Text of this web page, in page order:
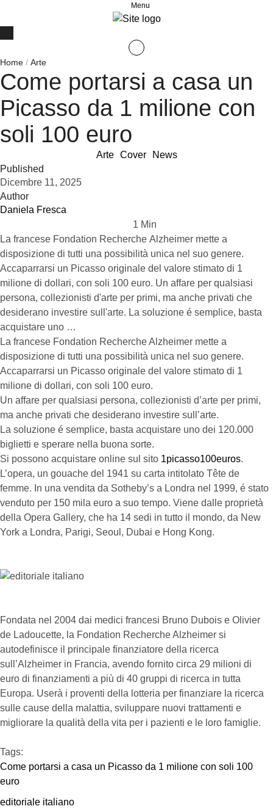
Menu
Home / Arte
Come portarsi a casa un
Picasso da 1 milione con
soli 100 euro
Arte Cover
News
Published
Dicembre 11, 2025
Author
Daniela Fresca
1 Min
La francese Fondation Recherche Alzheimer mette a
disposizione di tutti una possibilità unica nel suo genere.
Accaparrarsi un Picasso originale del valore stimato di 1
milione di dollari, con soli 100 euro. Un affare per qualsiasi
persona, collezionisti d'arte per primi, ma anche privati che
desiderano investire sull'arte. La soluzione é semplice, basta
acquistare uno …
La francese Fondation Recherche Alzheimer mette a
disposizione di tutti una possibilità unica nel suo genere.
Accaparrarsi un Picasso originale del valore stimato di 1
milione di dollari, con soli 100 euro.
Un affare per qualsiasi persona, collezionisti d’arte per primi,
ma anche privati che desiderano investire sull’arte.
La soluzione é semplice, basta acquistare uno dei 120.000
biglietti e sperare nella buona sorte.
Si possono acquistare online sul sito 1picasso100euros.
L’opera, un gouache del 1941 su carta intitolato Tête de
femme. In una vendita da Sotheby’s a Londra nel 1999, é stato
venduto per 150 mila euro a suo tempo. Viene dalle proprietà
della Opera Gallery, che ha 14 sedi in tutto il mondo, da New
York a Londra, Parigi, Seoul, Dubai e Hong Kong.
Fondata nel 2004 dai medici francesi Bruno Dubois e Olivier
de Ladoucette, la Fondation Recherche Alzheimer si
autodefinisce il principale finanziatore della ricerca
sull’Alzheimer in Francia, avendo fornito circa 29 milioni di
euro di finanziamenti a più di 40 gruppi di ricerca in tutta
Europa. Userà i proventi della lotteria per finanziare la ricerca
sulle cause della malattia, sviluppare nuovi trattamenti e
migliorare la qualità della vita per i pazienti e le loro famiglie.
Tags:
Come portarsi a casa un Picasso da 1 milione con soli 100
euro
editoriale italiano